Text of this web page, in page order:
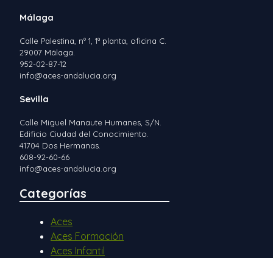
Málaga
Calle Palestina, nº 1, 1ª planta, oficina C.
29007 Málaga.
952-02-87-12
info@aces-andalucia.org
Sevilla
Calle Miguel Manaute Humanes, S/N.
Edificio Ciudad del Conocimiento.
41704 Dos Hermanas.
608-92-60-66
info@aces-andalucia.org
Categorías
Aces
Aces Formación
Aces Infantil